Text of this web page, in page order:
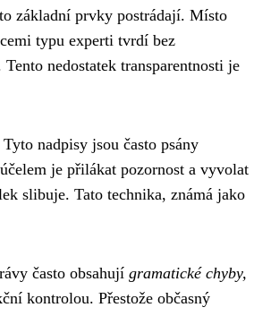
základní prvky postrádají. Místo
typu experti tvrdí bez
nedostatek transparentnosti je
nadpisy jsou často psány
je přilákat pozornost a vyvolat
slibuje. Tato technika, známá jako
často obsahují gramatické chyby,
kontrolou. Přestože občasný